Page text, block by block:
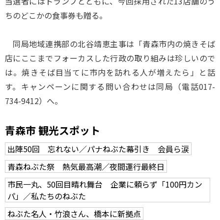
ちのどこかの食事券も贈る。
同局地域連携部の北谷靖恵主事は「青森市内の焼きそば
店にここまでフォーカスした行政の取り組みは珍しいので
は。焼きそば目当てに市内を訪れる人が増えたら」と話
す。キャンペーンに関する問い合わせは同局（電話017-
734-9412）へ。
青森市 観光スポット
出陣50回 忘れない／パナねぶた幕引き 会員ら涙
青森ねぶた祭 熱気最高潮／夜間運行最終日
市民一丸、50回目晴れ舞台 企業に頼らず「100円カン
パ」／私たちのねぶた
ねぶた名人・竹浪さん、橋本に新拠点